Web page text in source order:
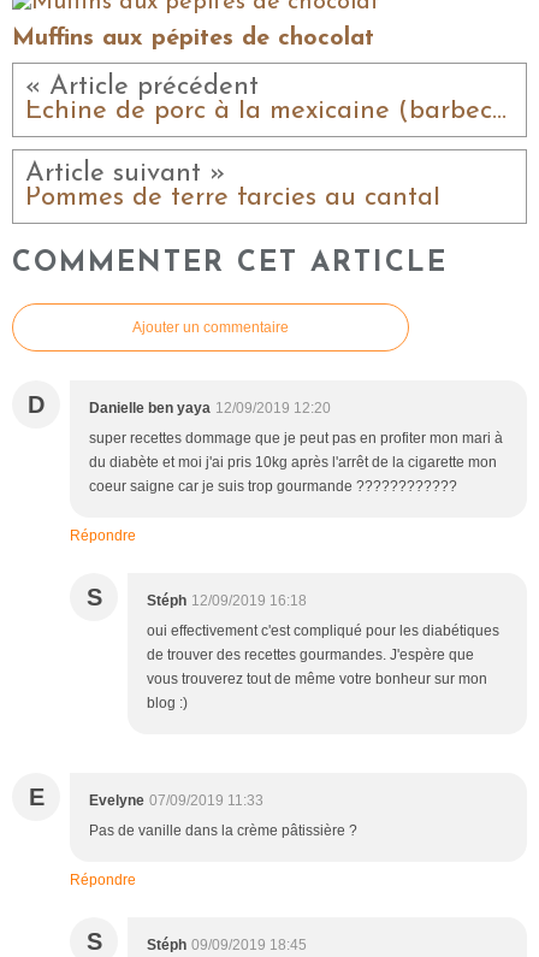
Muffins aux pépites de chocolat
« Article précédent
Échine de porc à la mexicaine (barbecue)
Article suivant »
Pommes de terre farcies au cantal
COMMENTER CET ARTICLE
Ajouter un commentaire
D Danielle ben yaya 12/09/2019 12:20
super recettes dommage que je peut pas en profiter mon mari à
du diabète et moi j'ai pris 10kg après l'arrêt de la cigarette mon
coeur saigne car je suis trop gourmande ????????????
Répondre
S Stéph 12/09/2019 16:18
oui effectivement c'est compliqué pour les diabétiques
de trouver des recettes gourmandes. J'espère que
vous trouverez tout de même votre bonheur sur mon
blog :)
E Evelyne 07/09/2019 11:33
Pas de vanille dans la crème pâtissière ?
Répondre
S Stéph 09/09/2019 18:45